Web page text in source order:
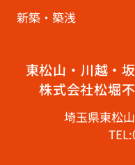
新築・築浅
東松山・川越・
株式会社松堀
埼玉県東松